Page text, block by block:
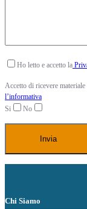
Ho letto e accetto la
Accetto di ricevere
l’informativa
Si
No
Chi Siamo